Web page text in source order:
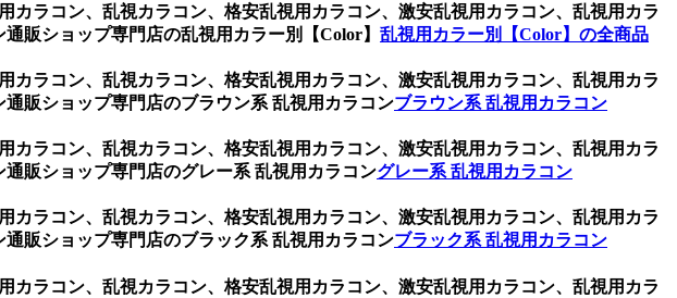
カラコン、乱視カラコン、格安乱視用カラコン、激安乱視用カラコン、乱視用カラ
販ショップ専門店の乱視用カラー別【Color】 乱視用カラー別【Color】の全商品
カラコン、乱視カラコン、格安乱視用カラコン、激安乱視用カラコン、乱視用カラ
販ショップ専門店のブラウン系 乱視用カラコンブラウン系 乱視用カラコン
カラコン、乱視カラコン、格安乱視用カラコン、激安乱視用カラコン、乱視用カラ
販ショップ専門店のグレー系 乱視用カラコングレー系 乱視用カラコン
カラコン、乱視カラコン、格安乱視用カラコン、激安乱視用カラコン、乱視用カラ
販ショップ専門店のブラック系 乱視用カラコンブラック系 乱視用カラコン
カラコン、乱視カラコン、格安乱視用カラコン、激安乱視用カラコン、乱視用カラ